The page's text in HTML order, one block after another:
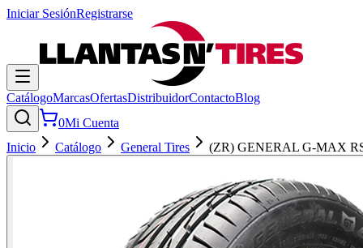
Iniciar SesiónRegistrarse
CatálogoMarcasOfertasDistribuidorContactoBlog
0Mi Cuenta
Inicio
Catálogo General Tires (ZR) GENERAL G-MAX